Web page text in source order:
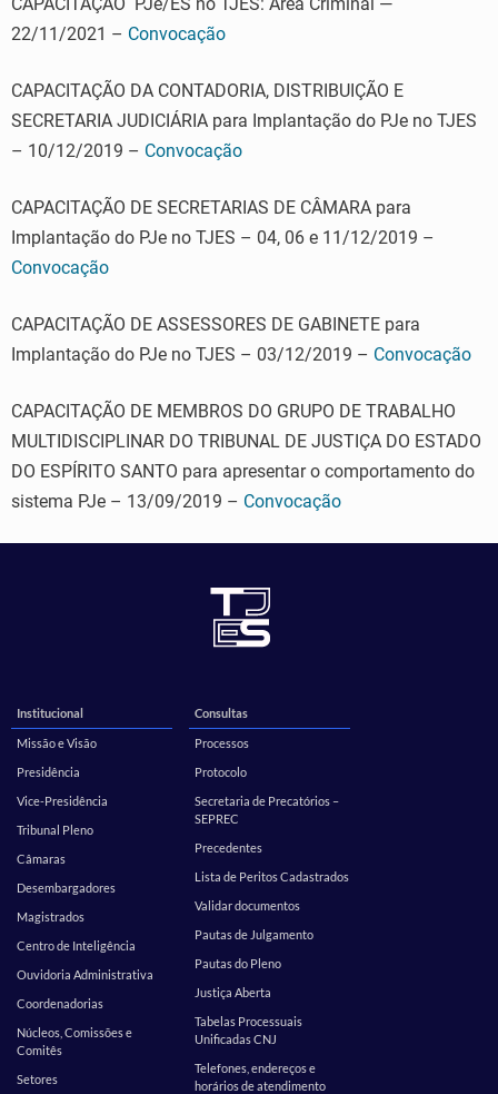
22/11/2021 – Convocação
CAPACITAÇÃO DA CONTADORIA, DISTRIBUIÇÃO E
SECRETARIA JUDICIÁRIA para Implantação do PJe no TJES
– 10/12/2019 – Convocação
CAPACITAÇÃO DE SECRETARIAS DE CÂMARA para
Implantação do PJe no TJES – 04, 06 e 11/12/2019 –
Convocação
CAPACITAÇÃO DE ASSESSORES DE GABINETE para
Implantação do PJe no TJES – 03/12/2019 – Convocação
CAPACITAÇÃO DE MEMBROS DO GRUPO DE TRABALHO
MULTIDISCIPLINAR DO TRIBUNAL DE JUSTIÇA DO ESTADO
DO ESPÍRITO SANTO para apresentar o comportamento do
sistema PJe – 13/09/2019 – Convocação
Institucional
Missão e Visão
Presidência
Vice-Presidência
Tribunal Pleno
Câmaras
Desembargadores
Magistrados
Centro de Inteligência
Ouvidoria Administrativa
Coordenadorias
Núcleos, Comissões e
Comitês
Setores
Consultas
Processos
Protocolo
Secretaria de Precatórios –
SEPREC
Precedentes
Lista de Peritos Cadastrados
Validar documentos
Pautas de Julgamento
Pautas do Pleno
Justiça Aberta
Tabelas Processuais
Unificadas CNJ
Telefones, endereços e
horários de atendimento